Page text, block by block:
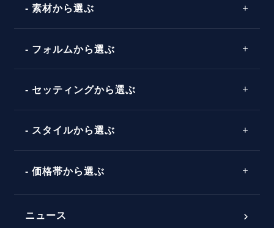
婚約指輪マッチング診断
タイミング
言葉
素材から選ぶ
コンビネーション
フォルムから選ぶ
ストレートライン
セッティングから選ぶ
ソリテール
ラインメレ
スタイルから選ぶ
シンプル
モード
価格帯から選ぶ
ニュース